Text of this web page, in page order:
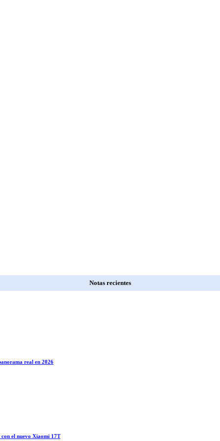
Notas recientes
real en 2026
el nuevo Xiaomi 17T